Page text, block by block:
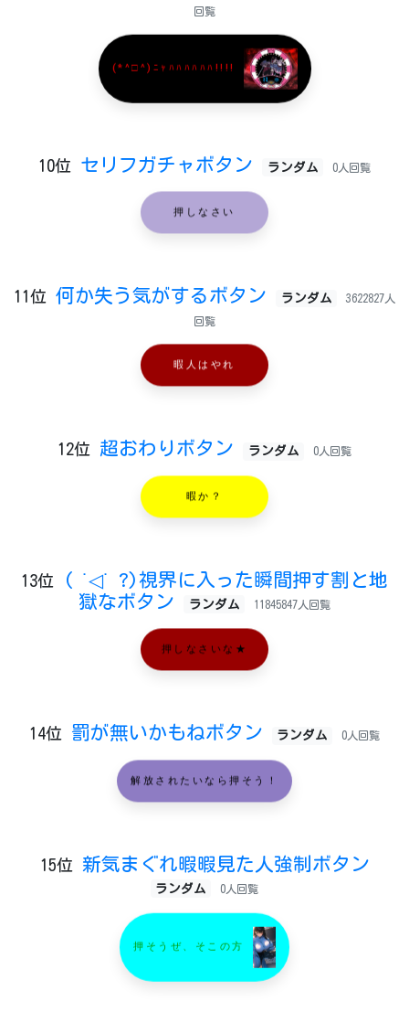
回覧
(*^□^)ﾆｬﾊﾊﾊﾊﾊﾊ!!!!
10位 セリフガチャボタン ランダム 0人回覧
押しなさい
11位 何か失う気がするボタン ランダム 3622827人
回覧
暇人はやれ
12位 超おわりボタン ランダム 0人回覧
暇か？
13位
( ˙◁˙ ?)視界に入った瞬間押す割と地
獄なボタン
ランダム 11845847人回覧
押しなさいな★
14位 罰が無いかもねボタン ランダム 0人回覧
解放されたいなら押そう！
15位 新気まぐれ暇暇見た人強制ボタン
ランダム 0人回覧
押そうぜ、そこの方